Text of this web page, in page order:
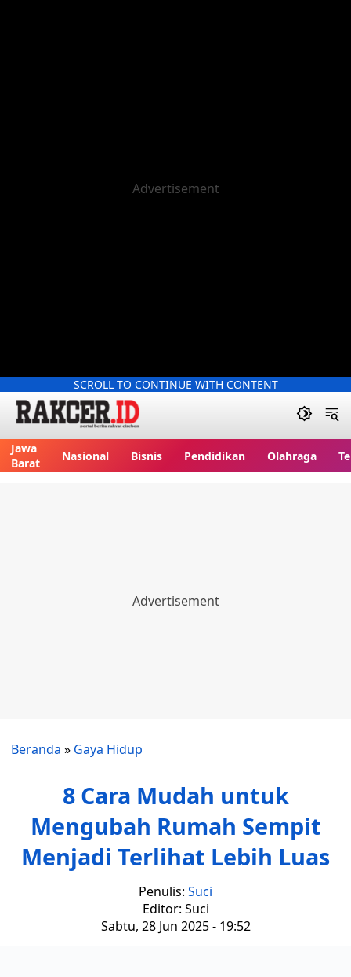
SCROLL TO CONTINUE WITH CONTENT
Jawa
Barat
Nasional Bisnis Pendidikan Olahraga
Beranda » Gaya Hidup
8 Cara Mudah untuk
Mengubah Rumah Sempit
Menjadi Terlihat Lebih Luas
Penulis: Suci
Editor: Suci
Sabtu, 28 Jun 2025 - 19:52